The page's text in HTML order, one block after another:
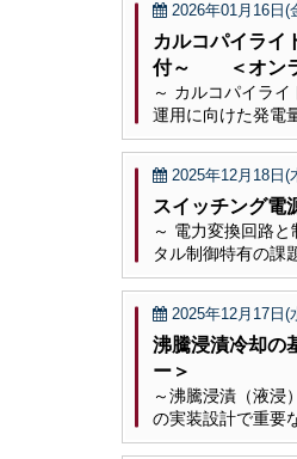
2026年01月16日(
カルコパイライ
付～ ＜オンラ
～ カルコパイラ
運用に向けた発電
2025年12月18日(
スイッチング電
～ 電力変換回路
タル制御特有の課
2025年12月17日(
沸騰浸漬冷却の
ー＞
～沸騰浸漬（液浸
の実装設計で重要